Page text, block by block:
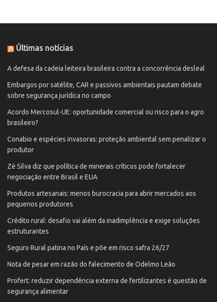
Últimas notícias
A defesa da cadeia leiteira brasileira contra a concorrência desleal
Embargos por satélite, CAR e passivos ambientais pautam debate
sobre segurança jurídica no campo
Acordo Mercosul-UE: oportunidade comercial ou risco para o agro
brasileiro?
Conabio e espécies invasoras: proteção ambiental sem penalizar o
produtor
Zé Silva diz que política de minerais críticos pode fortalecer
negociação entre Brasil e EUA
Produtos artesanais: menos burocracia para abrir mercados aos
pequenos produtores
Crédito rural: desafio vai além da inadimplência e exige soluções
estruturantes
Seguro Rural patina no País e põe em risco safra 26/27
Nota de pesar em razão do falecimento de Odelmo Leão
Profert: reduzir dependência externa de fertilizantes é questão de
segurança alimentar